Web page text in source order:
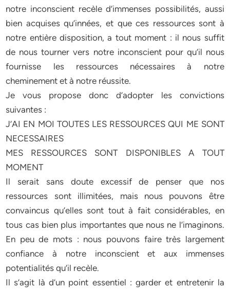
notre inconscient recèle d’immenses possibilités, aussi
bien acquises qu’innées, et que ces ressources sont à
notre entière disposition, a tout moment : il nous suffit
de nous tourner vers notre inconscient pour qu’il nous
fournisse les ressources nécessaires à notre
cheminement et à notre réussite.
Je vous propose donc d’adopter les convictions
suivantes :
J’AI EN MOI TOUTES LES RESSOURCES QUI ME SONT
NECESSAIRES
MES RESSOURCES SONT DISPONIBLES A TOUT
MOMENT
Il serait sans doute excessif de penser que nos
ressources sont illimitées, mais nous pouvons être
convaincus qu’elles sont tout à fait considérables, en
tous cas bien plus importantes que nous ne l’imaginons.
En peu de mots : nous pouvons faire très largement
confiance à notre inconscient et aux immenses
potentialités qu’il recèle.
Il s’agit là d’un point essentiel : garder et entretenir la